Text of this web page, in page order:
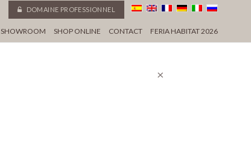
DOMAINE PROFESSIONNEL
SHOWROOM SHOP ONLINE CONTACT FERIA HABITAT 2026
×